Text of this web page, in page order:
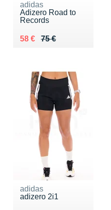
adidas
Adizero Road to
Records
75 €
Au lieu de 75 €
58 €
Vendu 58 €
adidas
adizero 2i1